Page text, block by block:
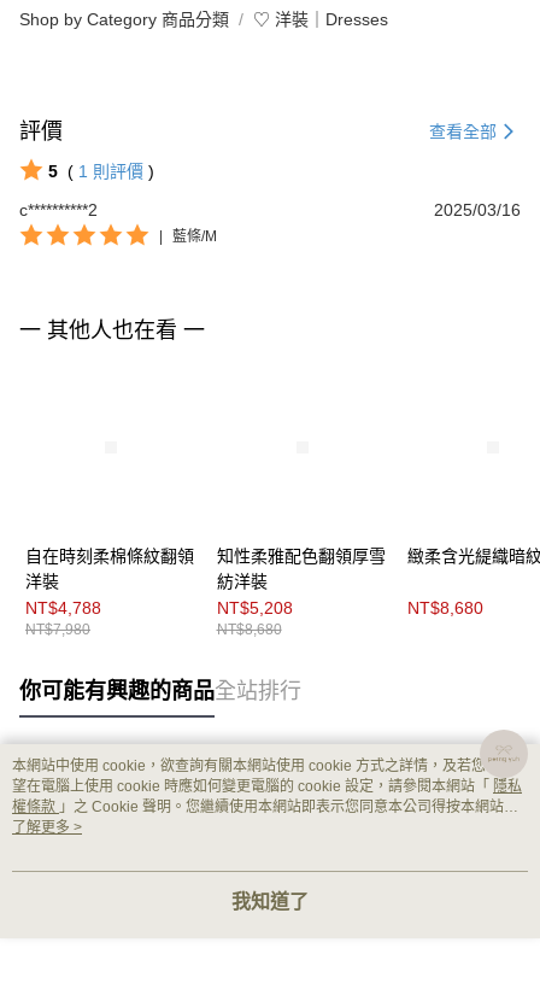
Shop by Category 商品分類 ♡ 洋裝｜Dresses
評價 查看全部
5 ( 1 則評價 )
c**********2
2025/03/16
| 藍條/M
一 其他人也在看 一
自在時刻柔棉條紋翻領
洋裝
NT$4,788
NT$7,980
知性柔雅配色翻領厚雪
紡洋裝
NT$5,208
NT$8,680
緻柔含光緹織暗
NT$8,680
你可能有興趣的商品全站排行
熱門標籤
本網站中使用 cookie，欲查詢有關本網站使用 cookie 方式之詳情，及若您不希
望在電腦上使用 cookie 時應如何變更電腦的 cookie 設定，請參閱本網站「 隱私
權條款 」之 Cookie 聲明。您繼續使用本網站即表示您同意本公司得按本網站使
用條款之 Cookie 聲明使用 cookie。
了解更多 >
我知道了